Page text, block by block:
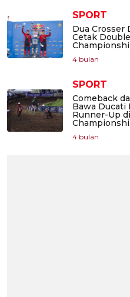
SPORT
Dua Crosser
Cetak
4 bulan
SPORT
Comeback
Bawa Ducati
Runner-Up
4 bulan